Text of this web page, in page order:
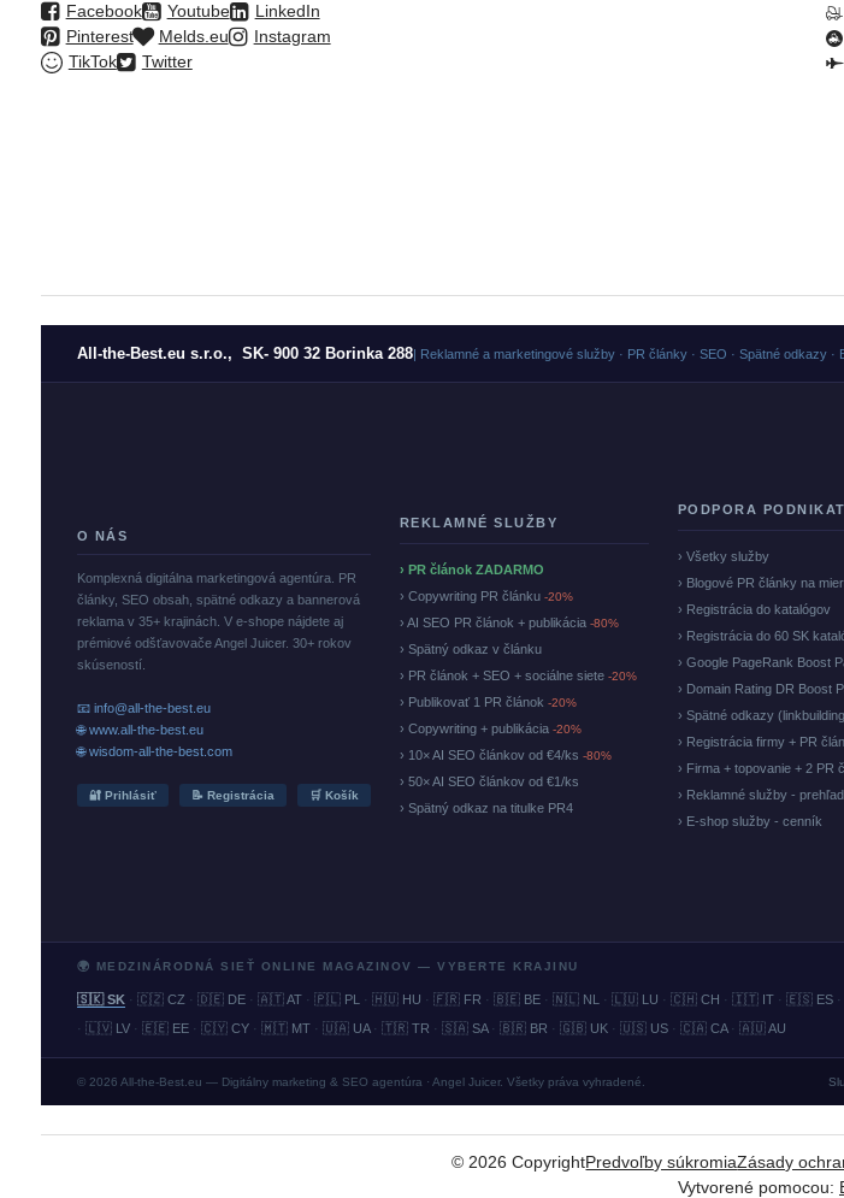
Facebook Youtube
LinkedIn
Pinterest
Melds.eu
Instagram
TikTok
Twitter
All-the-Best.eu s.r.o., SK- 900 32 Borinka 288| Reklamné a marketingové služby · PR články · SEO · Spätné odkazy
O NÁS
Komplexná digitálna marketingová agentúra. PR
články, SEO obsah, spätné odkazy a bannerová
reklama v 35+ krajinách. V e-shope nájdete aj
prémiové odšťavovače Angel Juicer. 30+ rokov
skúseností.
📧 info@all-the-best.eu
🌐 www.all-the-best.eu
🌐 wisdom-all-the-best.com
🔐 Prihlásiť 📝 Registrácia 🛒 Košík
REKLAMNÉ SLUŽBY
› PR článok ZADARMO
› Copywriting PR článku -20%
› AI SEO PR článok + publikácia -80%
› Spätný odkaz v článku
› PR článok + SEO + sociálne siete -20%
› Publikovať 1 PR článok -20%
› Copywriting + publikácia -20%
› 10× AI SEO článkov od €4/ks -80%
› 50× AI SEO článkov od €1/ks
› Spätný odkaz na titulke PR4
PODPORA
› Všetky služby
› Blogové PR články na
› Registrácia do katalógov
› Registrácia do 60 SK
› Google PageRank Boost
› Domain Rating DR Boost
› Spätné odkazy
› Registrácia firmy + PR
› Firma + topovanie + 2 PR
› Reklamné služby - prehľad
› E-shop služby - cenník
🌍 MEDZINÁRODNÁ SIEŤ ONLINE MAGAZINOV — VYBERTE KRAJINU
🇸🇰 SK · 🇨🇿 CZ · 🇩🇪 DE · 🇦🇹 AT · 🇵🇱 PL · 🇭🇺 HU · 🇫🇷 FR · 🇧🇪 BE · 🇳🇱 NL · 🇱🇺 LU · 🇨🇭 CH · 🇮🇹 IT · 🇪🇸 ES ·
· 🇱🇻 LV · 🇪🇪 EE · 🇨🇾 CY · 🇲🇹 MT · 🇺🇦 UA · 🇹🇷 TR · 🇸🇦 SA · 🇧🇷 BR · 🇬🇧 UK · 🇺🇸 US · 🇨🇦 CA · 🇦🇺 AU
© 2026 All-the-Best.eu — Digitálny marketing & SEO agentúra · Angel Juicer. Všetky práva vyhradené.
©2026 CopyrightPredvoľby súkromiaZásady
Vytvorené pomocou: